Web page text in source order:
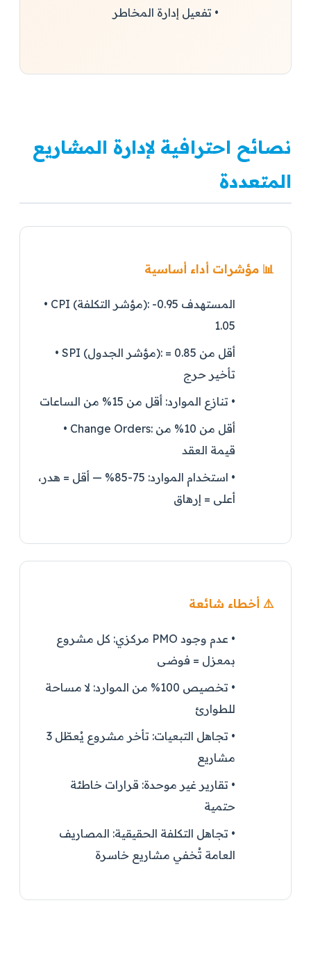
• تفعيل إدارة المخاطر
نصائح احترافية لإدارة المشاريع
المتعددة
📊 مؤشرات أداء أساسية
• CPI (مؤشر التكلفة):
1.05
•
SPI (مؤشر الجدول):
تأخير حرج
• تنازع الموارد: أقل من 15% من الساعات
• Change Orders:
قيمة العقد
• استخدام الموارد:
75-85% — أقل = هدر،
أعلى = إرهاق
⚠️ أخطاء شائعة
• عدم وجود PMO مركزي:
كل مشروع
بمعزل = فوضى
• تخصيص 100% من الموارد:
لا مساحة
للطوارئ
• تجاهل التبعيات:
تأخر مشروع يُعطّل 3
مشاريع
• تقارير غير موحدة: قرارات خاطئة
حتمية
• تجاهل التكلفة الحقيقية: المصاريف
العامة تُخفي مشاريع خاسرة